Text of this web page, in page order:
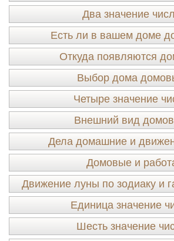
Два значение
Есть ли в вашем доме
Откуда появляются
Выбор дома
Четыре значение
Внешний вид
Дела домашние и
Домовые и
Движение луны по зодиаку и
Единица значение
Шесть значение